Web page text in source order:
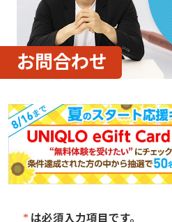
お問合わせ
は必須入力項目です。